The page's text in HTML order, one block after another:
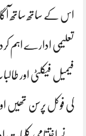
اس کے ساتھ ساتھ
تعلیمی ادارے اہم
فیمیل فیکلٹی اور
کی فوکل پرسن تھیں